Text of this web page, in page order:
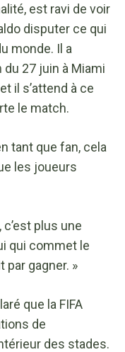
est ravi de voir
disputer ce qui
monde. Il a
27 juin à Miami
il s’attend à ce
le match.
tant que fan, cela
les joueurs
plus une
qui commet le
par gagner. »
que la FIFA
de
des stades.